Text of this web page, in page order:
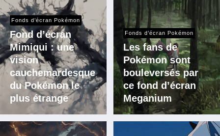
Fonds d’écran Pokémon
Fond d’écran
Mimiqui : une
vision
cauchemardesque
du Pokémon le
plus étrange
Fonds d’écran Pokémon
Les fans de
Pokémon sont
bouleversés par
ce fond d’écran
Meganium